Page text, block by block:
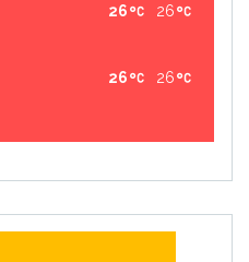
26
26
26
26